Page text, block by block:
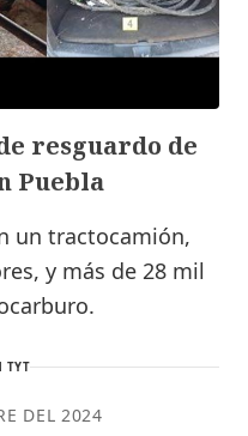
resguardo de
Puebla
un tractocamión,
y más de 28 mil
TYT
DEL 2024